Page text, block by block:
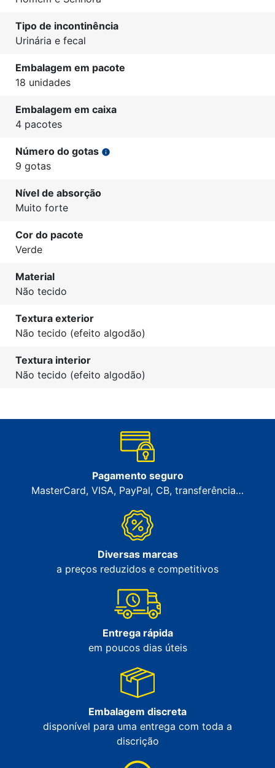
Tipo de incontinência
Urinária e fecal
Embalagem em pacote
18 unidades
Embalagem em caixa
4 pacotes
Número do gotas info
9 gotas
Nível de absorção
Muito forte
Cor do pacote
Verde
Material
Não tecido
Textura exterior
Não tecido (efeito algodão)
Textura interior
Não tecido (efeito algodão)
Pagamento seguro
MasterCard, VISA, PayPal, CB, transferência…
Diversas marcas
a preços reduzidos e competitivos
Entrega rápida
em poucos dias úteis
Embalagem discreta
disponível para uma entrega com toda a
discrição